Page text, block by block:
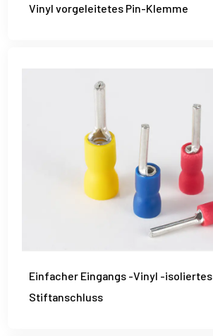
Vinyl vorgeleitetes Pin-Klemme
Einfacher Eingangs -Vinyl -isoliertes
Stiftanschluss